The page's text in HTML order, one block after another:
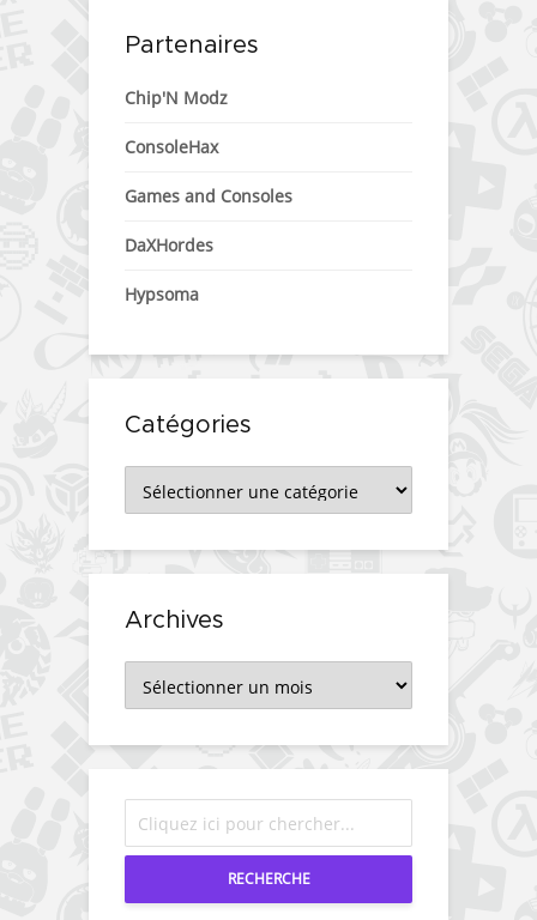
Partenaires
Chip'N Modz
ConsoleHax
Games and Consoles
DaXHordes
Hypsoma
Catégories
Archives
RECHERCHE